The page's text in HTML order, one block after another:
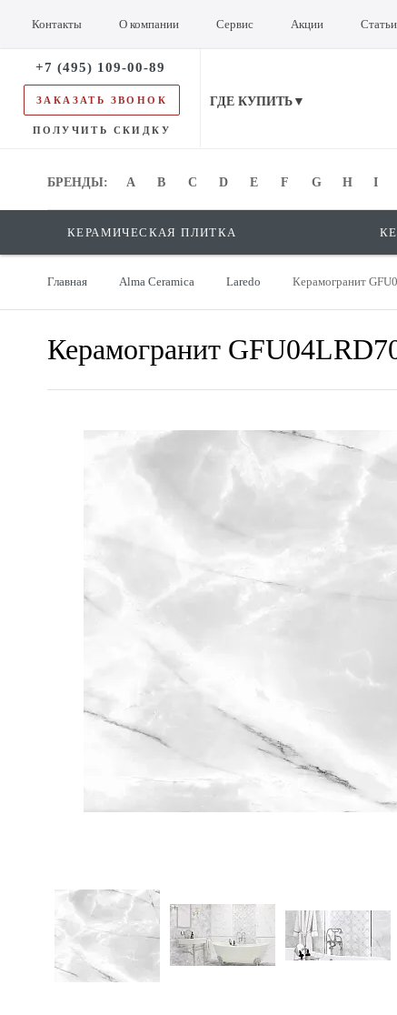
Контакты О компании Сервис Акции Статьи
+7 (495) 109-00-89
ЗАКАЗАТЬ ЗВОНОК
ПОЛУЧИТЬ СКИДКУ
ГДЕ КУПИТЬ▼
БРЕНДЫ: A B C D E F G H I
БРЕНДЫ:
КЕРАМИЧЕСКАЯ ПЛИТКА
Главная Alma Ceramica Laredo Керамогранит
Керамогранит